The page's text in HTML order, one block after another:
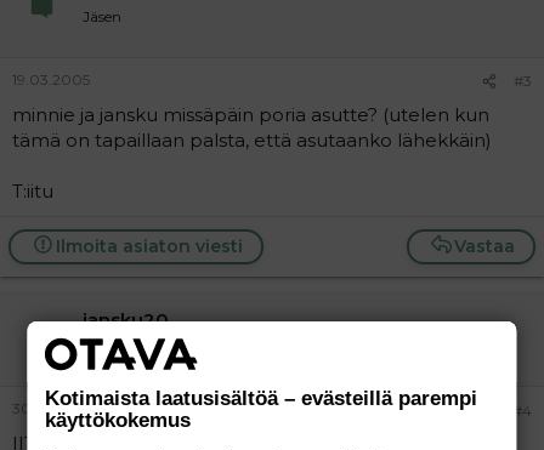
Jäsen
19.03.2005 #3
minnie ja jansku missäpäin poria asutte? (utelen kun
tämä on tapaillaan palsta, että asutaanko lähekkäin)
T:iitu
Vastaa
Ilmoita asiaton viesti
jansku20
Vieras
30.03.2005 #4
IITU!!!
Kotimaista laatusisältöä – evästeillä parempi
käyttökokemus